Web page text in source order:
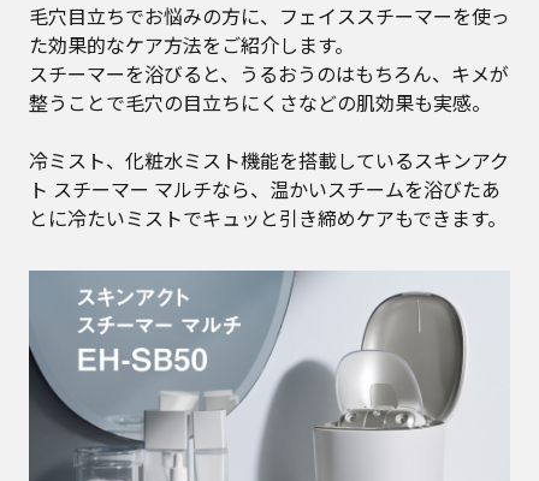
毛穴目立ちでお悩みの方に、フェイススチーマーを使っ
た効果的なケア方法をご紹介します。
スチーマーを浴びると、うるおうのはもちろん、キメが
整うことで毛穴の目立ちにくさなどの肌効果も実感。
冷ミスト、化粧水ミスト機能を搭載しているスキンアク
ト スチーマー マルチなら、温かいスチームを浴びたあ
とに冷たいミストでキュッと引き締めケアもできます。